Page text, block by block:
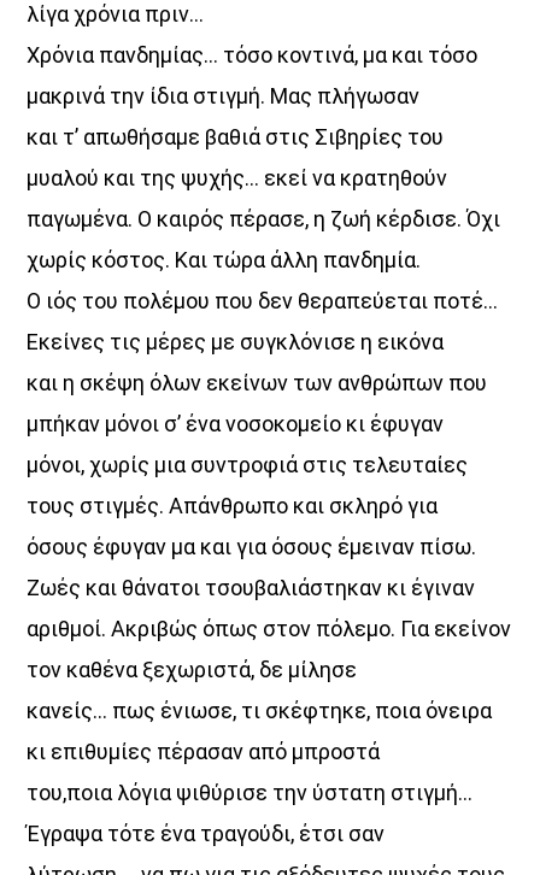
λίγα χρόνια πριν…
Χρόνια πανδημίας… τόσο κοντινά, μα και τόσο
μακρινά την ίδια στιγμή. Μας πλήγωσαν
και τ’ απωθήσαμε βαθιά στις Σιβηρίες του
μυαλού και της ψυχής… εκεί να κρατηθούν
παγωμένα. Ο καιρός πέρασε, η ζωή κέρδισε. Όχι
χωρίς κόστος. Και τώρα άλλη πανδημία.
Ο ιός του πολέμου που δεν θεραπεύεται ποτέ…
Εκείνες τις μέρες με συγκλόνισε η εικόνα
και η σκέψη όλων εκείνων των ανθρώπων που
μπήκαν μόνοι σ’ ένα νοσοκομείο κι έφυγαν
μόνοι, χωρίς μια συντροφιά στις τελευταίες
τους στιγμές. Απάνθρωπο και σκληρό για
όσους έφυγαν μα και για όσους έμειναν πίσω.
Ζωές και θάνατοι τσουβαλιάστηκαν κι έγιναν
αριθμοί. Ακριβώς όπως στον πόλεμο. Για εκείνον
τον καθένα ξεχωριστά, δε μίλησε
κανείς… πως ένιωσε, τι σκέφτηκε, ποια όνειρα
κι επιθυμίες πέρασαν από μπροστά
του,ποια λόγια ψιθύρισε την ύστατη στιγμή…
Έγραψα τότε ένα τραγούδι, έτσι σαν